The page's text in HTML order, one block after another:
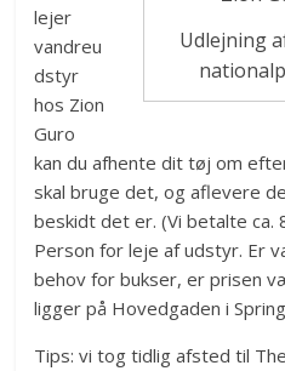
Udlejning
lejer
vandreu
dstyr
hos Zion
Guro
kan du afhente dit tøj om
skal bruge det, og aflevere
beskidt det er. (Vi betalte ca.
Person for leje af udstyr. Er
behov for bukser, er prisen
ligger på Hovedgaden i
Tips: vi tog tidlig afsted til